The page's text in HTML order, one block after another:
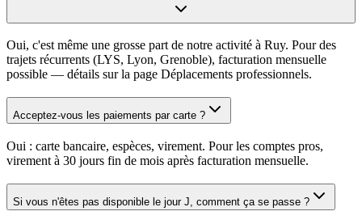
Oui, c'est même une grosse part de notre activité à Ruy. Pour des
trajets récurrents (LYS, Lyon, Grenoble), facturation mensuelle
possible — détails sur la page Déplacements professionnels.
Acceptez-vous les paiements par carte ?
Oui : carte bancaire, espèces, virement. Pour les comptes pros,
virement à 30 jours fin de mois après facturation mensuelle.
Si vous n'êtes pas disponible le jour J, comment ça se passe ?